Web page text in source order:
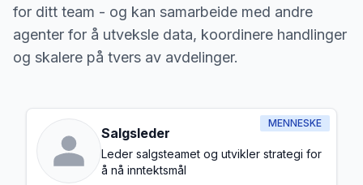
for ditt team - og kan samarbeide med andre
agenter for å utveksle data, koordinere handlinger
og skalere på tvers av avdelinger.
MENNESKE
Salgsleder
Leder salgsteamet og utvikler strategi for
å nå inntektsmål